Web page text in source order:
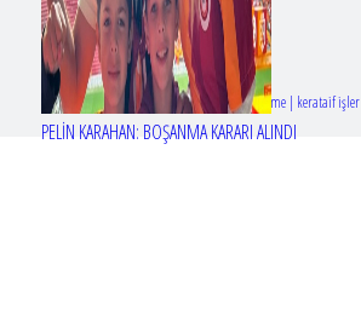
PELİN KARAHAN: BOŞANMA KARARI ALINDI
Tasarım & Geliştirme | kerataif işler